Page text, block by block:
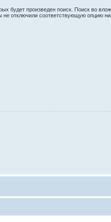
будет произведен поиск. Поиск во
не отключили соответствующую опцию